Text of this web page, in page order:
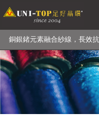
級高性能纖維
銅銀鍺元素融合紗線，長效
【快來點我】H型銅銀纖維